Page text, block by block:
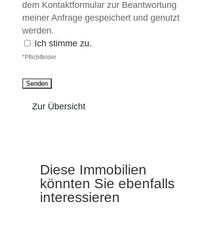
dem Kontaktformular zur Beantwortung
meiner Anfrage gespeichert und genutzt
werden.
Ich stimme zu.
*Pflichtfelder
Zur Übersicht
Diese Immobilien
könnten Sie ebenfalls
interessieren